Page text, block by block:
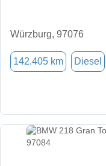
Würzburg, 97076
142.405 km Diesel